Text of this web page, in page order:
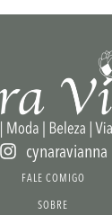
cynaravianna
FALE COMIGO
SOBRE